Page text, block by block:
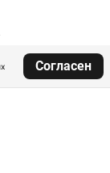
Согласен